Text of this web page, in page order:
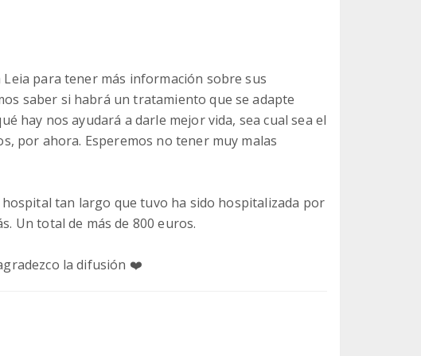
para tener más información sobre sus
saber si habrá un tratamiento que se adapte
hay nos ayudará a darle mejor vida, sea cual sea el
por ahora. Esperemos no tener muy malas
tan largo que tuvo ha sido hospitalizada por
Un total de más de 800 euros.
la difusión ❤️